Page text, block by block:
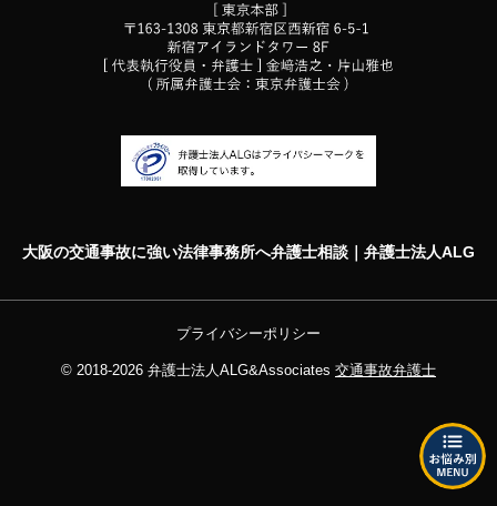
大阪の交通事故に強い法律事務所へ弁護士相談｜弁護士法人ALG
プライバシーポリシー
© 2018-2026 弁護士法人ALG&Associates 交通事故弁護士